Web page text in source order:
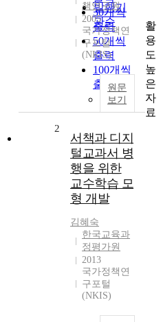
발행기
관순
30개씩
출력
50개씩
출력
100개씩
출력
책연구원
2005
국가정책연
구포털
(NKIS)
원문
보기
2
서책과 디지
털교과서 병
행을 위한
교수학습 모
형 개발
김혜숙
한국교육과
정평가원
2013
국가정책연
구포털
(NKIS)
활
용
도
높
은
자
료